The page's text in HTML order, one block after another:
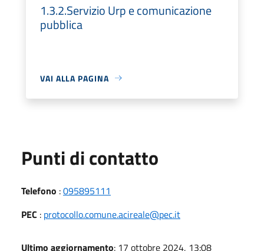
1.3.2.Servizio Urp e comunicazione
pubblica
VAI ALLA PAGINA
Punti di contatto
Telefono :095895111
PEC : protocollo.comune.acireale@pec.it
Ultimo aggiornamento: 17 ottobre 2024, 13:08